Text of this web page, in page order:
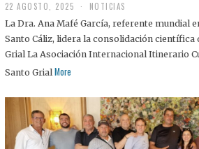
22 AGOSTO, 2025
2
A
G
O
S
2
5
NOTICIAS
La Dra. Ana Mafé García, referente mundial
Santo Cáliz, lidera la consolidación científica
Grial La Asociación Internacional Itinerario
Santo Grial More